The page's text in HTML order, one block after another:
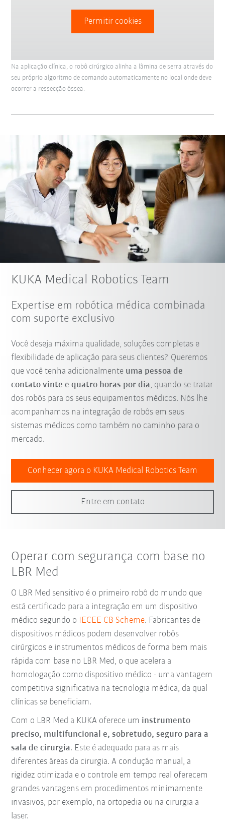
Permitir cookies
Na aplicação clínica, o robô cirúrgico alinha a lâmina de serra através do
seu próprio algoritmo de comando automaticamente no local onde deve
ocorrer a ressecção óssea.
KUKA Medical Robotics Team
Expertise em robótica médica combinada
com suporte exclusivo
Você deseja máxima qualidade, soluções completas e
flexibilidade de aplicação para seus clientes? Queremos
que você tenha adicionalmente uma pessoa de
contato vinte e quatro horas por dia, quando se tratar
dos robôs para os seus equipamentos médicos. Nós lhe
acompanhamos na integração de robôs em seus
sistemas médicos como também no caminho para o
mercado.
Conhecer agora o KUKA Medical Robotics Team
Entre em contato
Operar com segurança com base no
LBR Med
O LBR Med sensitivo é o primeiro robô do mundo que
está certificado para a integração em um dispositivo
médico segundo o IECEE CB Scheme. Fabricantes de
dispositivos médicos podem desenvolver robôs
cirúrgicos e instrumentos médicos de forma bem mais
rápida com base no LBR Med, o que acelera a
homologação como dispositivo médico - uma vantagem
competitiva significativa na tecnologia médica, da qual
clínicas se beneficiam.
Com o LBR Med a KUKA oferece um instrumento
preciso, multifuncional e, sobretudo, seguro para a
sala de cirurgia. Este é adequado para as mais
diferentes áreas da cirurgia. A condução manual, a
rigidez otimizada e o controle em tempo real oferecem
grandes vantagens em procedimentos minimamente
invasivos, por exemplo, na ortopedia ou na cirurgia a
laser.